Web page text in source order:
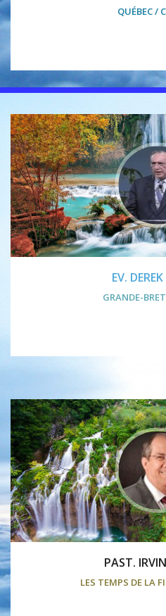
QUÉBEC /
EV.
GRANDE-
PAST.
LES TEMPS DE LA